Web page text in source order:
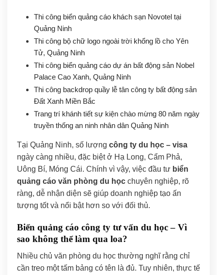
Thi công biển quảng cáo khách sạn Novotel tại
Quảng Ninh
Thi công bộ chữ logo ngoài trời khổng lồ cho Yên
Tử, Quảng Ninh
Thi công biển quảng cáo dự án bất động sản Nobel
Palace Cao Xanh, Quảng Ninh
Thi công backdrop quầy lễ tân công ty bất động sản
Đất Xanh Miền Bắc
Trang trí khánh tiết sự kiện chào mừng 80 năm ngày
truyền thống an ninh nhân dân Quảng Ninh
Tại Quảng Ninh, số lượng công ty du học – visa
ngày càng nhiều, đặc biệt ở Hạ Long, Cẩm Phả,
Uông Bí, Móng Cái. Chính vì vậy, việc đầu tư biển
quảng cáo văn phòng du học chuyên nghiệp, rõ
ràng, dễ nhận diện sẽ giúp doanh nghiệp tạo ấn
tượng tốt và nổi bật hơn so với đối thủ.
Biển quảng cáo công ty tư vấn du học – Vì
sao không thể làm qua loa?
Nhiều chủ văn phòng du học thường nghĩ rằng chỉ
cần treo một tấm bảng có tên là đủ. Tuy nhiên, thực tế